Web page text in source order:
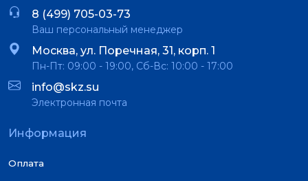
8 (499) 705-03-73
Ваш персональный менеджер
Москва, ул. Поречная, 31, корп. 1
Пн-Пт: 09:00 - 19:00, Сб-Вс: 10:00 - 17:00
info@skz.su
Электронная почта
Информация
Оплата